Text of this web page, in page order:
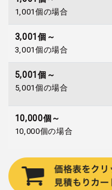
1,001個の場合
3,001個～
3,001個の場合
5,001個～
5,001個の場合
10,000個～
10,000個の場合